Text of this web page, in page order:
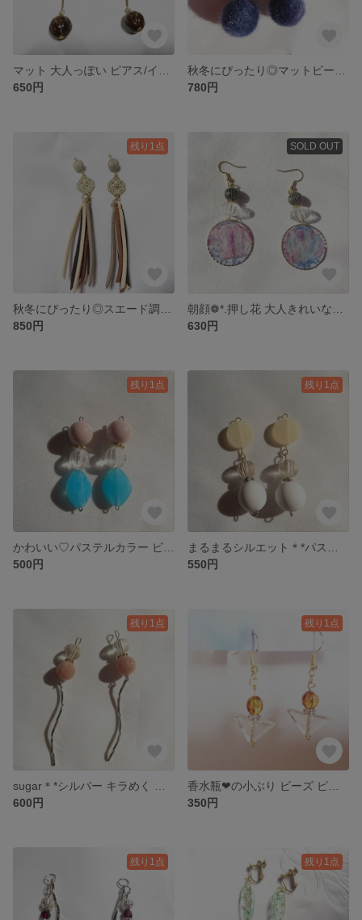
650円
780円
残り1点
850円
SOLD OUT
630円
残り1点
500円
残り1点
550円
残り1点
600円
残り1点
350円
残り1点 残り1点